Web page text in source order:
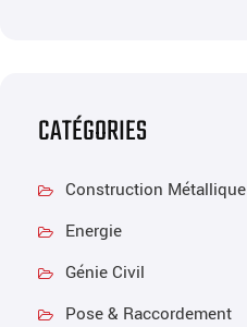
CATÉGORIES
Construction Métallique
Energie
Génie Civil
Pose & Raccordement